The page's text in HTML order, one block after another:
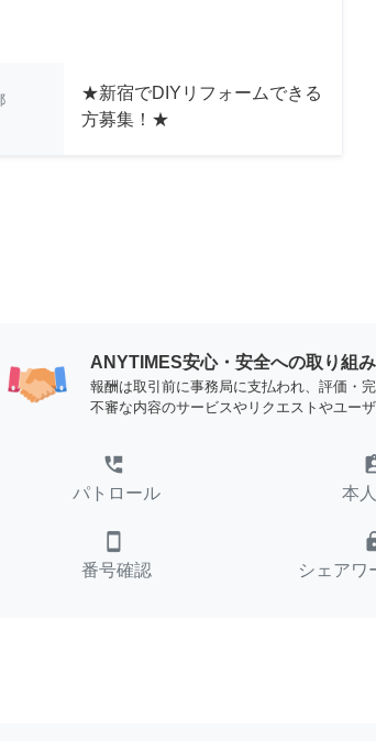
★新宿でDIYリフォームできる
方募集！★
ANYTIMES安心・安全への取り組み
報酬は取引前に事務局に支払われ、評価・
不審な内容のサービスやリクエストやユー
perm_phone_msg
パトロール 本
smartphone
番号確認 シェアワ